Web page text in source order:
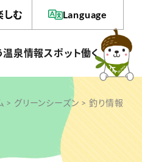
しむ Language
温泉情報スポット働く
> グリーンシーズン > 釣り情報